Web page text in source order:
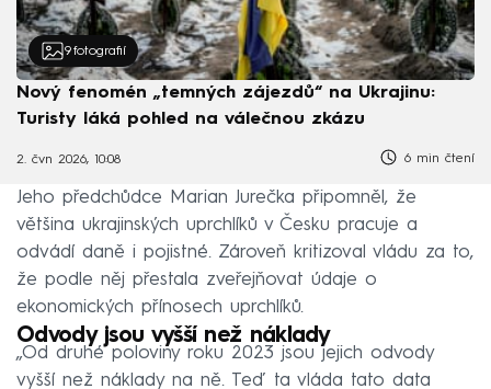
9 fotografií
Nový fenomén „temných zájezdů“ na Ukrajinu:
Turisty láká pohled na válečnou zkázu
2. čvn 2026, 10:08 6 min čtení
Jeho předchůdce Marian Jurečka připomněl, že
většina ukrajinských uprchlíků v Česku pracuje a
odvádí daně i pojistné. Zároveň kritizoval vládu za to,
že podle něj přestala zveřejňovat údaje o
ekonomických přínosech uprchlíků.
Odvody jsou vyšší než náklady
„Od druhé poloviny roku 2023 jsou jejich odvody
vyšší než náklady na ně. Teď ta vláda tato data